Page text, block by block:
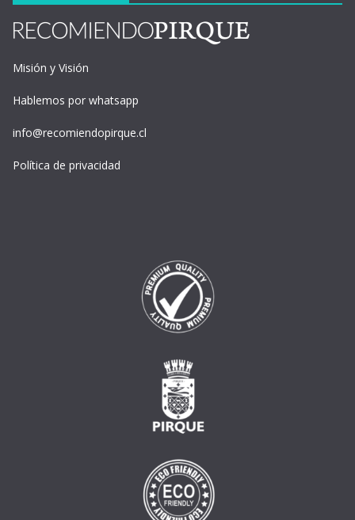
Misión y Visión
Hablemos por whatsapp
info@recomiendopirque.cl
Política de privacidad